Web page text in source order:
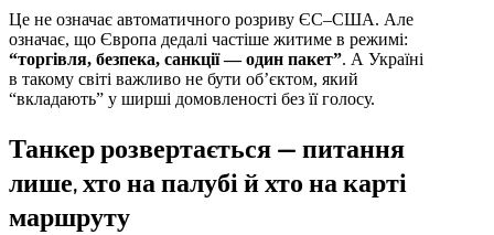
Це не означає автоматичного розриву ЄС–США. Але
означає, що Європа дедалі частіше житиме в режимі:
“торгівля, безпека, санкції — один пакет”. А Україні
в такому світі важливо не бути об’єктом, який
“вкладають” у ширші домовленості без її голосу.
Танкер розвертається — питання
лише, хто на палубі й хто на карті
маршруту